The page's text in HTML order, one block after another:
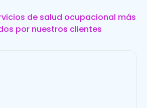
de salud ocupacional más
por nuestros clientes